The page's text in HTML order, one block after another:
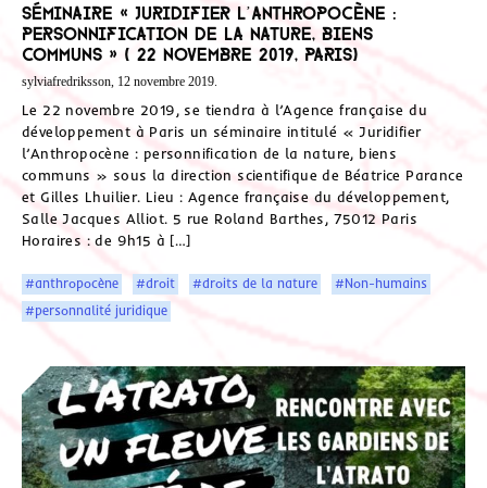
Séminaire « Juridifier l’Anthropocène :
personnification de la nature, biens
communs » ( 22 novembre 2019, Paris)
sylviafredriksson, 12 novembre 2019.
Le 22 novembre 2019, se tiendra à l’Agence française du
développement à Paris un séminaire intitulé « Juridifier
l’Anthropocène : personnification de la nature, biens
communs » sous la direction scientifique de Béatrice Parance
et Gilles Lhuilier. Lieu : Agence française du développement,
Salle Jacques Alliot. 5 rue Roland Barthes, 75012 Paris
Horaires : de 9h15 à […]
#anthropocène #droit #droits de la nature
#Non-humains
#personnalité juridique